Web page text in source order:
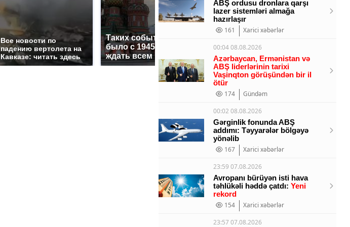
Все новости по
падению вертолета на
Кавказе: читать здесь
Таких событий не
было с 1945: чего
ждать всем нам?
ажиотаж из-за этого
продукта: что купить?
ABŞ ordusu dronlara qarşı
lazer sistemləri almağa
hazırlaşır
161
Xarici xəbərlər
00:04 08.08.2026
Azərbaycan, Ermənistan və
ABŞ liderlərinin tarixi
Vaşinqton görüşündən bir il
ötür
174
Gündəm
00:02 08.08.2026
Gərginlik fonunda ABŞ
addımı: Təyyarələr bölgəyə
yönəlib
167
Xarici xəbərlər
23:59 07.08.2026
Avropanı bürüyən isti hava
təhlükəli həddə çatdı: Yeni
rekord
154
Xarici xəbərlər
23:57 07.08.2026